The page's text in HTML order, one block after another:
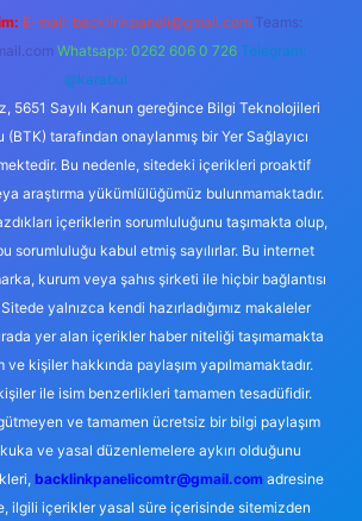
E-mail: backlinkpaneli@gmail.com Teams:
Whatsapp: 0262 606 0 726 Telegram:
@karabul
5651 Sayılı Kanun gereğince Bilgi Teknolojileri
tarafından onaylanmış bir Yer Sağlayıcı
Bu nedenle, sitedeki içerikleri proaktif
araştırma yükümlülüğümüz bulunmamaktadır.
içeriklerin sorumluluğunu taşımakta olup,
sorumluluğu kabul etmiş sayılırlar. Bu internet
kurum veya şahıs şirketi ile hiçbir bağlantısı
yalnızca kendi hazırladığımız makaleler
yer alan içerikler haber niteliği taşımamakta
kişiler hakkında paylaşım yapılmamaktadır.
ile isim benzerlikleri tamamen tesadüfidir.
ve tamamen ücretsiz bir bilgi paylaşım
ve yasal düzenlemelere aykırı olduğunu
backlinkpanelicomtr@gmail.comadresine
ilgili içerikler yasal süre içerisinde sitemizden